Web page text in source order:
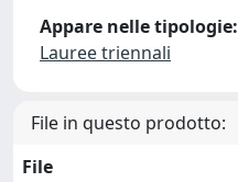
Appare nelle tipologie:
Lauree triennali
File in questo prodotto:
File